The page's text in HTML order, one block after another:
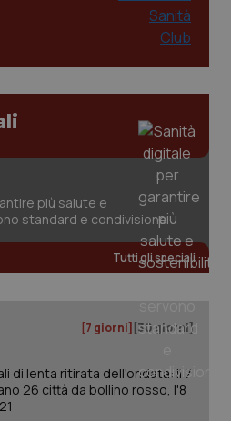
più salute e
standard e condivisione
Tutti gli speciali
[7 giorni] [30 giorni]
di lenta ritirata dell'ondata: il 7
26 città da bollino rosso, l'8
www.quotidianosanita.it
www.quotidianosanita.it
2